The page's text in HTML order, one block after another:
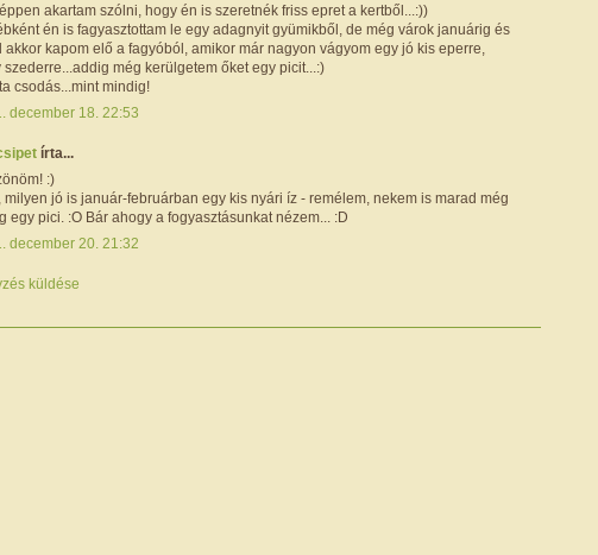
akartam szólni, hogy én is szeretnék friss epret a kertből...:))
én is fagyasztottam le egy adagnyit gyümikből, de még várok januárig és
akkor kapom elő a fagyóból, amikor már nagyon vágyom egy jó kis eperre,
szederre...addig még kerülgetem őket egy picit...:)
csodás...mint mindig!
december 18. 22:53
írta...
:)
milyen jó is január-februárban egy kis nyári íz - remélem, nekem is marad még
egy pici. :O Bár ahogy a fogyasztásunkat nézem... :D
december 20. 21:32
küldése